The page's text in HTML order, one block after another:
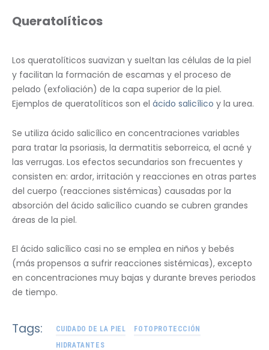
Queratolíticos
Los queratolíticos suavizan y sueltan las células de la piel
y facilitan la formación de escamas y el proceso de
pelado (exfoliación) de la capa superior de la piel.
Ejemplos de queratolíticos son el ácido salicílico y la urea.
Se utiliza ácido salicílico en concentraciones variables
para tratar la psoriasis, la dermatitis seborreica, el acné y
las verrugas. Los efectos secundarios son frecuentes y
consisten en: ardor, irritación y reacciones en otras partes
del cuerpo (reacciones sistémicas) causadas por la
absorción del ácido salicílico cuando se cubren grandes
áreas de la piel.
El ácido salicílico casi no se emplea en niños y bebés
(más propensos a sufrir reacciones sistémicas), excepto
en concentraciones muy bajas y durante breves periodos
de tiempo.
Tags: CUIDADO DE LA PIEL
FOTOPROTECCIÓN
HIDRATANTES